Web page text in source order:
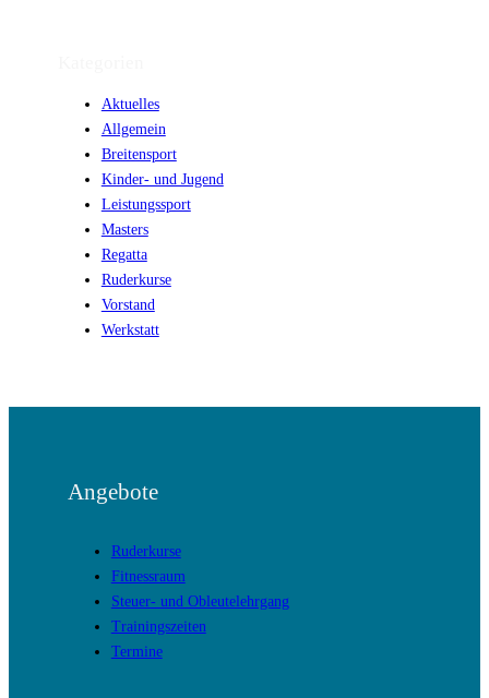
Aktuelles
Allgemein
Breitensport
Kinder- und Jugend
Leistungssport
Masters
Regatta
Ruderkurse
Vorstand
Werkstatt
Angebote
Ruderkurse
Fitnessraum
Steuer- und Obleutelehrgang
Trainingszeiten
Termine